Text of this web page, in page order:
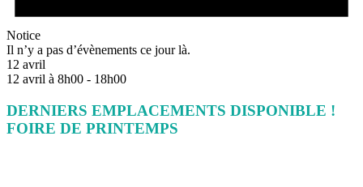
Notice
Il n’y a pas d’évènements ce jour là.
12 avril
12 avril à 8h00 - 18h00
DERNIERS EMPLACEMENTS DISPONIBLE !
FOIRE DE PRINTEMPS